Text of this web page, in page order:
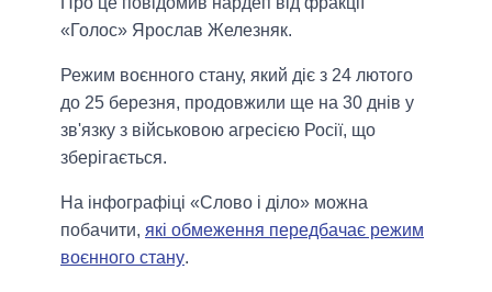
«Голос» Ярослав Железняк.
Режим воєнного стану, який діє з 24 лютого
до 25 березня, продовжили ще на 30 днів у
зв'язку з військовою агресією Росії, що
зберігається.
На інфографіці «Слово і діло» можна
побачити, які обмеження передбачає режим
воєнного стану.